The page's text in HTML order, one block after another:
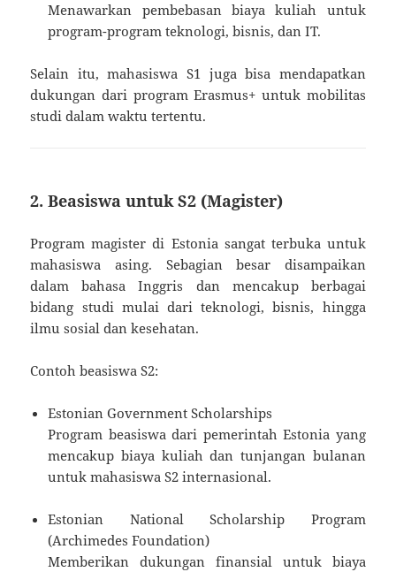
Menawarkan pembebasan biaya kuliah untuk
program-program teknologi, bisnis, dan IT.
Selain itu, mahasiswa S1 juga bisa mendapatkan
dukungan dari program Erasmus+ untuk mobilitas
studi dalam waktu tertentu.
2. Beasiswa untuk S2 (Magister)
Program magister di Estonia sangat terbuka untuk
mahasiswa asing. Sebagian besar disampaikan
dalam bahasa Inggris dan mencakup berbagai
bidang studi mulai dari teknologi, bisnis, hingga
ilmu sosial dan kesehatan.
Contoh beasiswa S2:
Estonian Government Scholarships
Program beasiswa dari pemerintah Estonia yang
mencakup biaya kuliah dan tunjangan bulanan
untuk mahasiswa S2 internasional.
Estonian National Scholarship Program
(Archimedes Foundation)
Memberikan dukungan finansial untuk biaya